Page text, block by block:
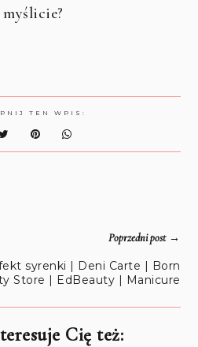
TEN WPIS:
Poprzedni post→
syrenki | Deni Carte | Born
Store | EdBeauty | Manicure
Cię też: